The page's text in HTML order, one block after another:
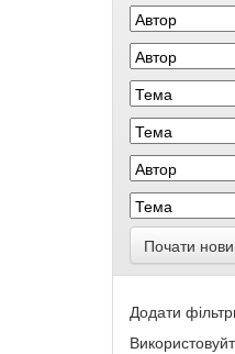
Почати
Додати